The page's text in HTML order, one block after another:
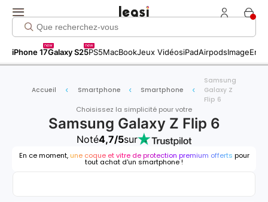
iPhone 17
new
Galaxy S25
new
PS5MacBookJeux VidéosiPadAirpodsImage
Accueil Smartphone Smartphone
Samsung
Galaxy Z
Flip 6
Choisissez la simplicité pour votre
Samsung Galaxy Z Flip 6
Noté4,7/5sur
En ce moment, une coque et vitre de protection premium offerts pour
tout achat d'un smartphone !